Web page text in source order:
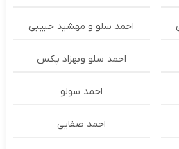
احمد سلو و مهشید حبیبی
احمد سلو وبهزاد پکس
احمد سولو
احمد صفایی